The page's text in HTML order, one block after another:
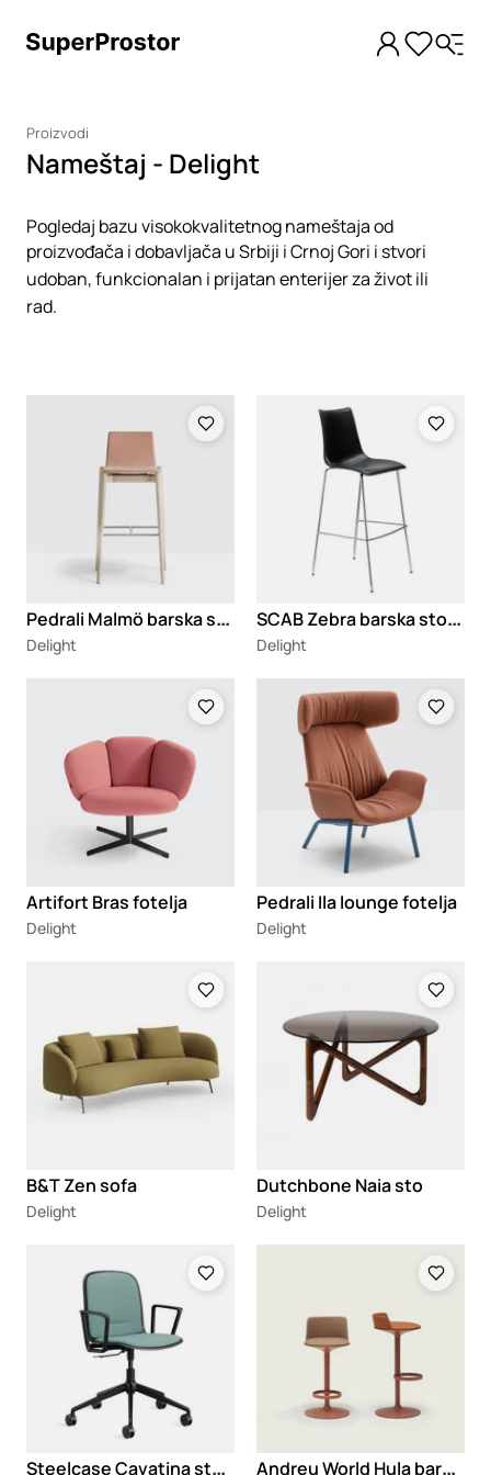
Proizvodi
Nameštaj - Delight
Pogledaj bazu visokokvalitetnog nameštaja od
proizvođača i dobavljača u Srbiji i Crnoj Gori i stvori
udoban, funkcionalan i prijatan enterijer za život ili
rad.
P
edrali Malmö barska stolica
Delight
Loading
S
CAB Zebra barska stolica
Delight
Artifort Bras fotelja
Delight
Loading
Pedrali Ila lounge fotelja
Delight
B&T Zen sofa
Delight
Dutchbone Naia sto
Delight
S
teelcase Cavatina stolica A
ndreu World Hula barska stolica